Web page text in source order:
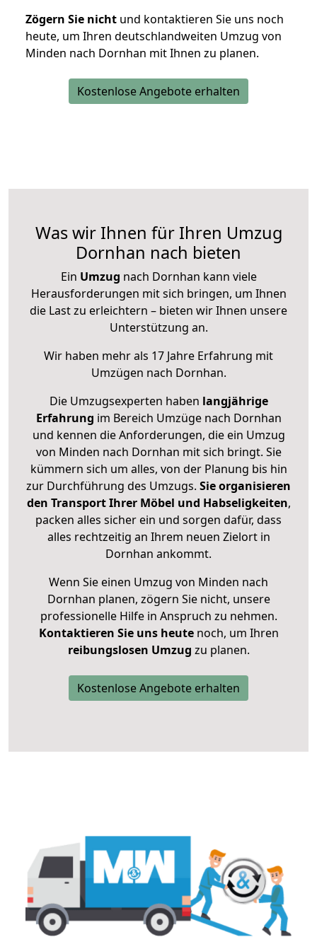
Zögern Sie nicht und kontaktieren Sie uns noch
heute, um Ihren deutschlandweiten Umzug von
Minden nach Dornhan mit Ihnen zu planen.
Kostenlose Angebote erhalten
Was wir Ihnen für Ihren Umzug
Dornhan nach bieten
Ein Umzug nach Dornhan kann viele
Herausforderungen mit sich bringen, um Ihnen
die Last zu erleichtern – bieten wir Ihnen unsere
Unterstützung an.
Wir haben mehr als 17 Jahre Erfahrung mit
Umzügen nach Dornhan.
Die Umzugsexperten haben langjährige
Erfahrung im Bereich Umzüge nach Dornhan
und kennen die Anforderungen, die ein Umzug
von Minden nach Dornhan mit sich bringt. Sie
kümmern sich um alles, von der Planung bis hin
zur Durchführung des Umzugs. Sie organisieren
den Transport Ihrer Möbel und Habseligkeiten,
packen alles sicher ein und sorgen dafür, dass
alles rechtzeitig an Ihrem neuen Zielort in
Dornhan ankommt.
Wenn Sie einen Umzug von Minden nach
Dornhan planen, zögern Sie nicht, unsere
professionelle Hilfe in Anspruch zu nehmen.
Kontaktieren Sie uns heutenoch, um Ihren
reibungslosen Umzug zu planen.
Kostenlose Angebote erhalten